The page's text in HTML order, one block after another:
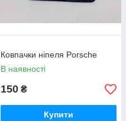
Ковпачки ніпеля Porsche
В наявності
150 ₴
Купити